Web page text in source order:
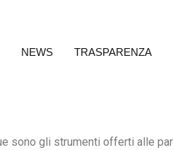
NEWS TRASPARENZA
sono gli strumenti offerti alle